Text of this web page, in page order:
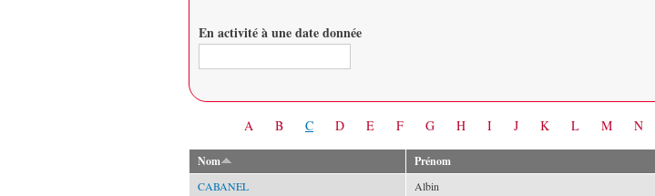
En activité à une date donnée
A B C D E F G H I J K L M N
Nom Prénom
CABANEL Albin